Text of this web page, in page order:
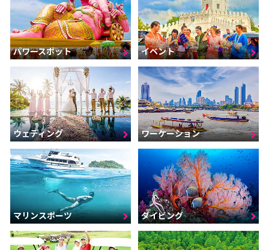
パワースポット イベント
ウェディング ワーケーション
マリンスポーツ ダイビング